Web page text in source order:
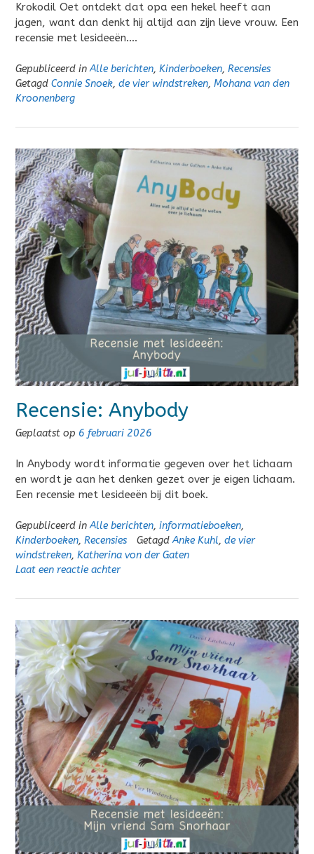
Krokodil Oet ontdekt dat opa een hekel heeft aan
jagen, want dan denkt hij altijd aan zijn lieve vrouw. Een
recensie met lesideeën….
Gepubliceerd inAlle berichten, Kinderboeken, Recensies
Getagd Connie Snoek, de vier windstreken, Mohana van den
Kroonenberg
Recensie: Anybody
Geplaatst op 6 februari 2026
In Anybody wordt informatie gegeven over het lichaam
en wordt je aan het denken gezet over je eigen lichaam.
Een recensie met lesideeën bij dit boek.
Gepubliceerd inAlle berichten, informatieboeken,
Kinderboeken, Recensies GetagdAnke Kuhl, de vier
windstreken, Katherina von der Gaten
Laat een reactie achter